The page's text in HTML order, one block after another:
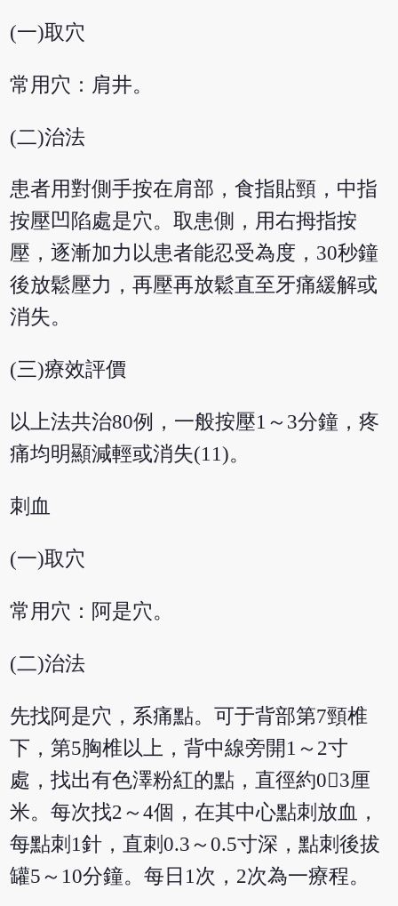
(一)取穴
常用穴：肩井。
(二)治法
患者用對側手按在肩部，食指貼頸，中指
按壓凹陷處是穴。取患側，用右拇指按
壓，逐漸加力以患者能忍受為度，30秒鐘
後放鬆壓力，再壓再放鬆直至牙痛緩解或
消失。
(三)療效評價
以上法共治80例，一般按壓1～3分鐘，疼
痛均明顯減輕或消失(11)。
刺血
(一)取穴
常用穴：阿是穴。
(二)治法
先找阿是穴，系痛點。可于背部第7頸椎
下，第5胸椎以上，背中線旁開1～2寸
處，找出有色澤粉紅的點，直徑約03厘
米。每次找2～4個，在其中心點刺放血，
每點刺1針，直刺0.3～0.5寸深，點刺後拔
罐5～10分鐘。每日1次，2次為一療程。